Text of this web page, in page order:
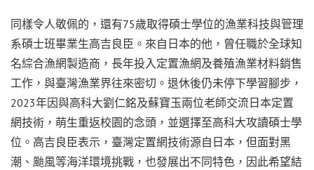
同樣令人敬佩的，還有75歲取得碩士學位的漁業科技與管理
系碩士班畢業生高吉良臣。來自日本的他，曾任職於全球知
名綜合漁網製造商，長年投入定置漁網及養殖漁業材料銷售
工作，與臺灣漁業界往來密切。退休後仍未停下學習腳步，
2023年因與高科大劉仁銘及蘇寶玉兩位老師交流日本定置
網技術，萌生重返校園的念頭，並選擇至高科大攻讀碩士學
位。高吉良臣表示，臺灣定置網技術源自日本，但面對黑
潮、颱風等海洋環境挑戰，也發展出不同特色，因此希望結